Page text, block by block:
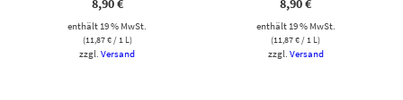
8,90€
enthält 19 % MwSt.
(11,87€/ 1 L)
zzgl.Versand
8,90€
enthält 19 % MwSt.
(11,87€/ 1 L)
zzgl. Versand